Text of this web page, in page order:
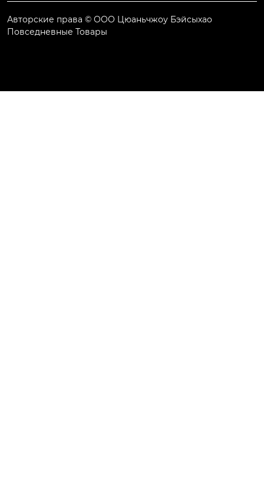
Авторские права © ООО Цюаньчжоу Бэйсыхао
Повседневные Товары